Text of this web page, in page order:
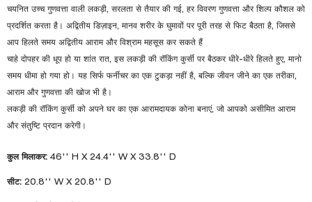
चयनित उच्च गुणवत्ता वाली लकड़ी, सरलता से तैयार की गई, हर विवरण गुणवत्ता और शिल्प कौशल को
प्रदर्शित करता है। अद्वितीय डिज़ाइन, मानव शरीर के घुमावों पर पूरी तरह से फिट बैठता है, जिससे
आप हिलते समय अद्वितीय आराम और विश्राम महसूस कर सकते हैं
चाहे दोपहर की धूप हो या शांत रात, इस लकड़ी की रॉकिंग कुर्सी पर बैठकर धीरे-धीरे हिलते हुए, मानो
समय धीमा हो गया हो। यह सिर्फ फर्नीचर का एक टुकड़ा नहीं है, बल्कि जीवन जीने का एक तरीका,
आराम और गुणवत्ता की खोज भी है।
लकड़ी की रॉकिंग कुर्सी को अपने घर का एक आरामदायक कोना बनाएं, जो आपको असीमित आराम
और संतुष्टि प्रदान करेगी।
कुल मिलाकर: 46'' H X 24.4'' W X 33.8'' D
सीट: 20.8'' W X 20.8'' D